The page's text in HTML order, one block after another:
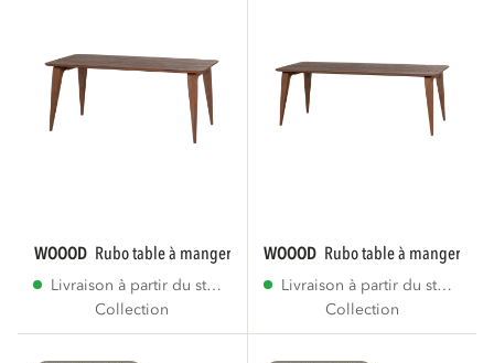
WOOOD rubo table à manger 180x95 cm bois de...
Livraison à partir du stock
Collection
WOOOD rubo table à manger
Livraison à partir du stock
Collection